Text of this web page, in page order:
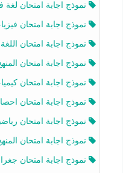
نموذج اجابة امتحان لغة فرنسية
نموذج اجابة امتحان فيزياء الصف
نموذج اجابة امتحان اللغة
نموذج اجابة امتحان المنهج الكامل
نموذج اجابة امتحان كيمياء الصف
نموذج اجابة امتحان احصاء الصف
نموذج اجابة امتحان رياضيات
نموذج اجابة امتحان المنهج
نموذج اجابة امتحان جغرافيا